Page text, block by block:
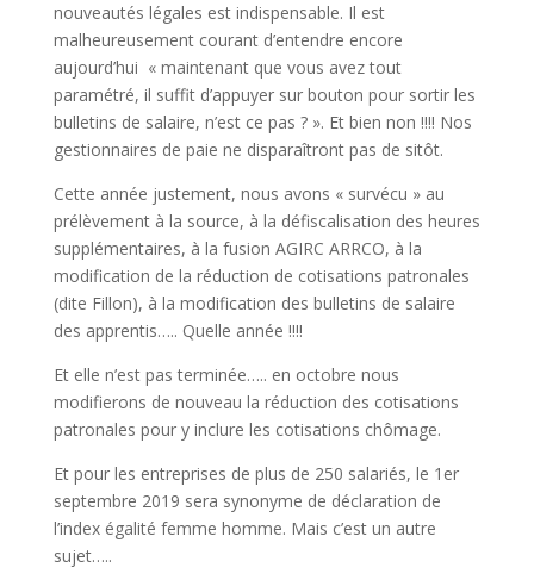
nouveautés légales est indispensable. Il est
malheureusement courant d’entendre encore
aujourd’hui « maintenant que vous avez tout
paramétré, il suffit d’appuyer sur bouton pour sortir les
bulletins de salaire, n’est ce pas ? ». Et bien non !!!! Nos
gestionnaires de paie ne disparaîtront pas de sitôt.
Cette année justement, nous avons « survécu » au
prélèvement à la source, à la défiscalisation des heures
supplémentaires, à la fusion AGIRC ARRCO, à la
modification de la réduction de cotisations patronales
(dite Fillon), à la modification des bulletins de salaire
des apprentis….. Quelle année !!!!
Et elle n’est pas terminée….. en octobre nous
modifierons de nouveau la réduction des cotisations
patronales pour y inclure les cotisations chômage.
Et pour les entreprises de plus de 250 salariés, le 1er
septembre 2019 sera synonyme de déclaration de
l’index égalité femme homme. Mais c’est un autre
sujet…..